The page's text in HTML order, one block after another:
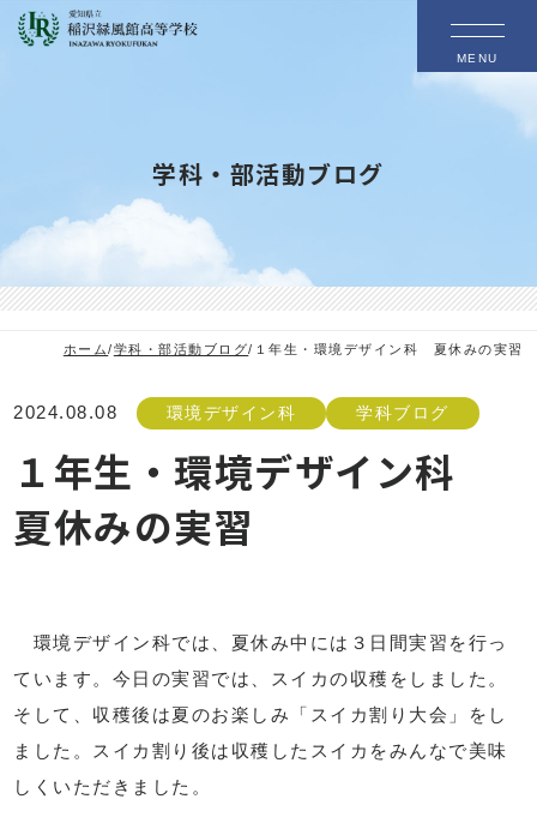
MENU
学科・部活動ブログ
ホーム/学科・部活動ブログ/ １年生・環境デザイン科 夏休みの実習
2024.08.08 環境デザイン科 学科ブログ
１年生・環境デザイン科
夏休みの実習
環境デザイン科では、夏休み中には３日間実習を行っ
ています。今日の実習では、スイカの収穫をしました。
そして、収穫後は夏のお楽しみ「スイカ割り大会」をし
ました。スイカ割り後は収穫したスイカをみんなで美味
しくいただきました。